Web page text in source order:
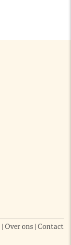
| Over ons | Contact